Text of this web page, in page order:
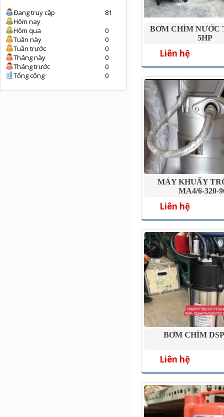
Đang truy cập
81
Hôm nay
Hôm qua
0
Tuần này
0
Tuần trước
0
Tháng này
0
Tháng trước
0
Tổng cộng
0
BƠM CHÌM NƯỚC
5HP
Liên hệ
MÁY KHUẤY
MA4/6-320-
Liên hệ
BƠM CHÌM
Liên hệ